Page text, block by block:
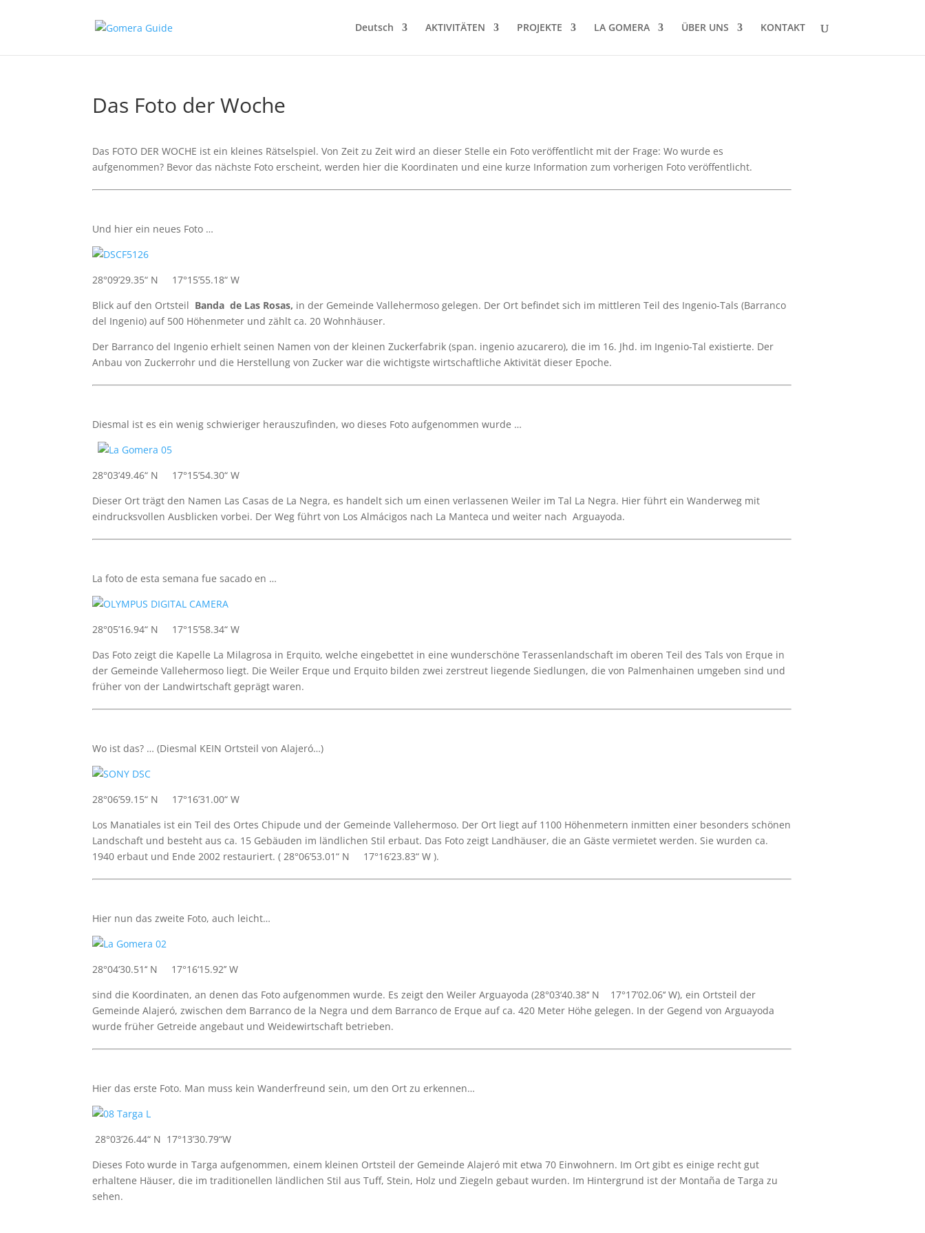
Deutsch AKTIVITÄTEN PROJEKTE LA GOMERA ÜBER UNS KONTAKT
Das Foto der Woche
Das FOTO DER WOCHE ist ein kleines Rätselspiel. Von Zeit zu Zeit wird an dieser Stelle ein Foto veröffentlicht mit der Frage: Wo wurde es
aufgenommen? Bevor das nächste Foto erscheint, werden hier die Koordinaten und eine kurze Information zum vorherigen Foto veröffentlicht.
Und hier ein neues Foto …
28°09’29.35“ N 17°15’55.18“ W
Blick auf den Ortsteil Banda de Las Rosas, in der Gemeinde Vallehermoso gelegen. Der Ort befindet sich im mittleren Teil des Ingenio-Tals (Barranco
del Ingenio) auf 500 Höhenmeter und zählt ca. 20 Wohnhäuser.
Der Barranco del Ingenio erhielt seinen Namen von der kleinen Zuckerfabrik (span. ingenio azucarero), die im 16. Jhd. im Ingenio-Tal existierte. Der
Anbau von Zuckerrohr und die Herstellung von Zucker war die wichtigste wirtschaftliche Aktivität dieser Epoche.
Diesmal ist es ein wenig schwieriger herauszufinden, wo dieses Foto aufgenommen wurde …
28°03’49.46“ N 17°15’54.30“ W
Dieser Ort trägt den Namen Las Casas de La Negra, es handelt sich um einen verlassenen Weiler im Tal La Negra. Hier führt ein Wanderweg mit
eindrucksvollen Ausblicken vorbei. Der Weg führt von Los Almácigos nach La Manteca und weiter nach Arguayoda.
La foto de esta semana fue sacado en …
28°05’16.94“ N 17°15’58.34“ W
Das Foto zeigt die Kapelle La Milagrosa in Erquito, welche eingebettet in eine wunderschöne Terassenlandschaft im oberen Teil des Tals von Erque in
der Gemeinde Vallehermoso liegt. Die Weiler Erque und Erquito bilden zwei zerstreut liegende Siedlungen, die von Palmenhainen umgeben sind und
früher von der Landwirtschaft geprägt waren.
Wo ist das? … (Diesmal KEIN Ortsteil von Alajeró…)
28°06’59.15“ N 17°16’31.00“ W
Los Manatiales ist ein Teil des Ortes Chipude und der Gemeinde Vallehermoso. Der Ort liegt auf 1100 Höhenmetern inmitten einer besonders schönen
Landschaft und besteht aus ca. 15 Gebäuden im ländlichen Stil erbaut. Das Foto zeigt Landhäuser, die an Gäste vermietet werden. Sie wurden ca.
1940 erbaut und Ende 2002 restauriert. ( 28°06’53.01“ N 17°16’23.83“ W ).
Hier nun das zweite Foto, auch leicht…
28°04‘30.51‘‘ N 17°16‘15.92’’ W
sind die Koordinaten, an denen das Foto aufgenommen wurde. Es zeigt den Weiler Arguayoda (28°03‘40.38‘‘ N 17°17’02.06‘‘ W), ein Ortsteil der
Gemeinde Alajeró, zwischen dem Barranco de la Negra und dem Barranco de Erque auf ca. 420 Meter Höhe gelegen. In der Gegend von Arguayoda
wurde früher Getreide angebaut und Weidewirtschaft betrieben.
Hier das erste Foto. Man muss kein Wanderfreund sein, um den Ort zu erkennen…
28°03’26.44“ N 17°13’30.79“W
Dieses Foto wurde in Targa aufgenommen, einem kleinen Ortsteil der Gemeinde Alajeró mit etwa 70 Einwohnern. Im Ort gibt es einige recht gut
erhaltene Häuser, die im traditionellen ländlichen Stil aus Tuff, Stein, Holz und Ziegeln gebaut wurden. Im Hintergrund ist der Montaña de Targa zu
sehen.